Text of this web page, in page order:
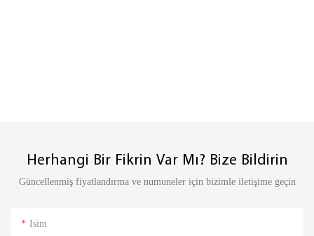
Herhangi Bir Fikrin Var Mı? Bize Bildirin
Güncellenmiş fiyatlandırma ve numuneler için bizimle iletişime geçin
Isim